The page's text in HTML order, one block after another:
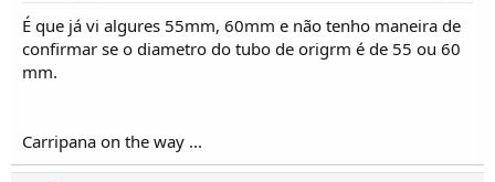
É que já vi algures 55mm, 60mm e não tenho maneira de
confirmar se o diametro do tubo de origrm é de 55 ou 60
mm.
Carripana on the way ...